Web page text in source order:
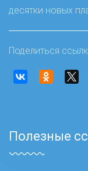
десятки новых
Поделиться
Полезные